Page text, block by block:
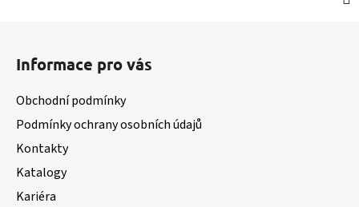
Informace pro vás
Obchodní podmínky
Podmínky ochrany osobních údajů
Kontakty
Katalogy
Kariéra